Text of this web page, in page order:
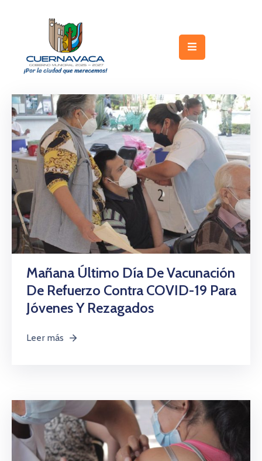
Gobierno
Turismo
Trámites
y
Servicios
Licitaciones
Transparencia
Directorio
Mañana Último Día De Vacunación
De Refuerzo Contra COVID-19 Para
Jóvenes Y Rezagados
Leer más